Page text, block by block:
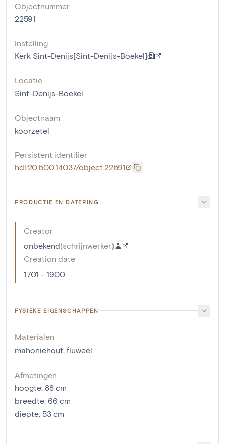
Objectnummer
22591
Instelling
Kerk Sint-Denijs[Sint-Denijs-Boekel]
Locatie
Sint-Denijs-Boekel
Objectnaam
koorzetel
Persistent identifier
hdl:20.500.14037/object.22591
PRODUCTIE EN DATERING
Creator
onbekend(schrijnwerker)
Creation date
1701 - 1900
FYSIEKE EIGENSCHAPPEN
Materialen
mahoniehout, fluweel
Afmetingen
hoogte: 88 cm
breedte: 66 cm
diepte: 53 cm